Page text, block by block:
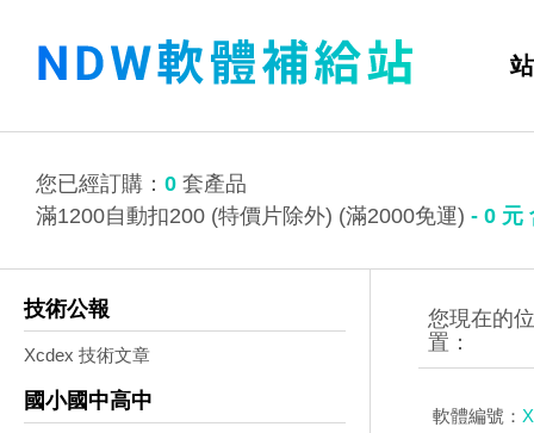
您已經訂購： 0 套產品
滿1200自動扣200 (特價片除外) (滿2000免運) - 0 元
技術公報
Xcdex 技術文章
國小國中高中
軟體編號：